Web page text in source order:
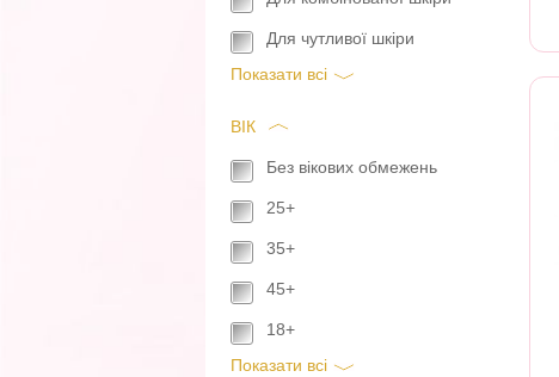
Для чутливої шкіри
Показати всi
ВІК
Без вікових обмежень
25+
35+
45+
18+
Показати всi